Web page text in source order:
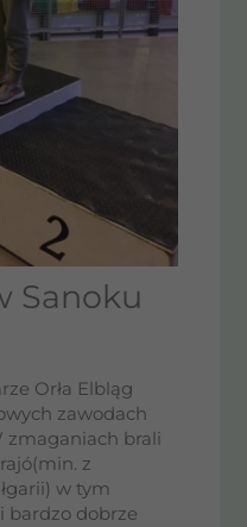
Sanoku
Orła Elbląg
zawodach
zmaganiach brali
z
w tym
bardzo dobrze